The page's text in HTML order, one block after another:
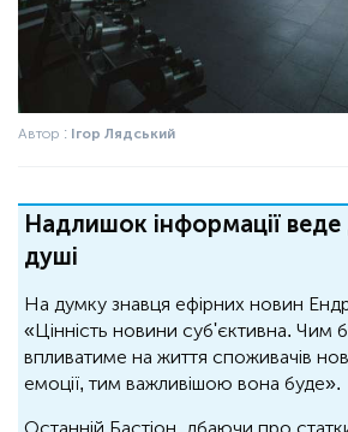
Автор : Ігор Лядський
Надлишок інформації веде
душі
На думку знавця ефірних новин
«Цінність новини суб'єктивна. Чим
впливатиме на життя споживачів
емоції, тим важливішою вона буде».
Останній Бастіон, дбаючи про